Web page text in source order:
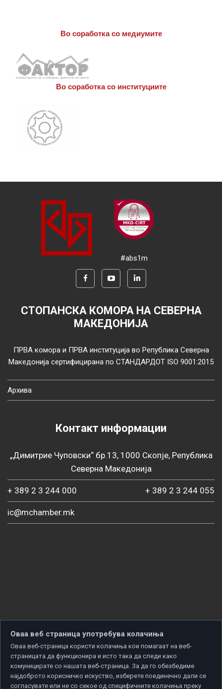
Во соработка со медиумите
Во соработка со институциите
#abs1m
СТОПАНСКА КОМОРА НА СЕВЕРНА
МАКЕДОНИЈА
ПРВА комора и ПРВА институција во Република Северна
Македонија сертифицирана по СТАНДАРДОТ ISO 9001:2015
Архива
Контакт информации
„Димитрие Чуповски“ бр.13, 1000 Скопје, Република
Северна Македонија
+ 389 2 3 244 000 + 389 2 3 244 055
ic@mchamber.mk
Оваа веб страница употребува колачиња
Оваа веб-страница користи колачиња кои помагаат на веб-
страницата да функционира и исто така да следи како
комуницирате со нашата веб-страница. За да го обезбедиме
најдоброто корисничко искуство, изберете поединечно дали се
согласувате или не со секое од специфичните колачиња преку